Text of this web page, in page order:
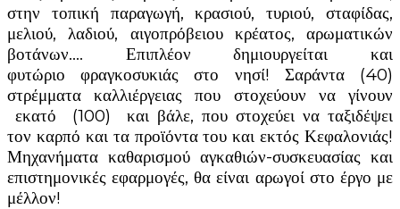
στην τοπική παραγωγή, κρασιού, τυριού, σταφίδας,
μελιού, λαδιού, αιγοπρόβειου κρέατος, αρωματικών
βοτάνων…. Επιπλέον δημιουργείται και
φυτώριο φραγκοσυκιάς στο νησί! Σαράντα (40)
στρέμματα καλλιέργειας που στοχεύουν να γίνουν
εκατό (100) και βάλε, που στοχεύει να ταξιδέψει
τον καρπό και τα προϊόντα του και εκτός Κεφαλονιάς!
Μηχανήματα καθαρισμού αγκαθιών-συσκευασίας και
επιστημονικές εφαρμογές, θα είναι αρωγοί στο έργο με
μέλλον!